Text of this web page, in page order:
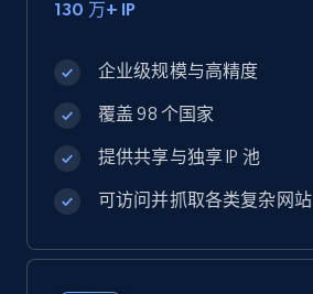
130 万+ IP
企业级规模与高精度
覆盖 98 个国家
提供共享与独享 IP 池
可访问并抓取各类复杂网站